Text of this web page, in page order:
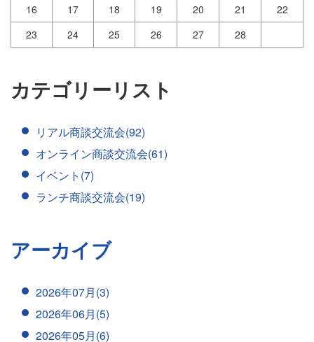
16
17 18 19 20 21
22
23
24 25 26 27 28
カテゴリーリスト
リアル商談交流会(92)
オンライン商談交流会(61)
イベント(7)
ランチ商談交流会(19)
アーカイブ
2026年07月(3)
2026年06月(5)
2026年05月(6)